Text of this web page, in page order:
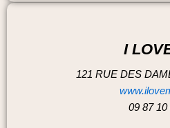
I
121 RUE DES
09 87 10